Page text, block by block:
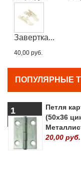
Завертка...
40,00 руб.
ПОПУЛЯРНЫЕ
1
Петля
(50х36
20,00 руб.